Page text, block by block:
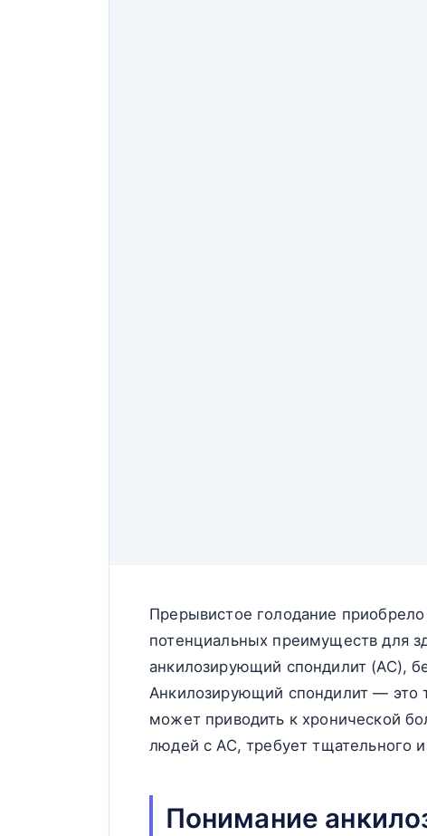
Прерывистое голодание
потенциальных преимуществ для
анкилозирующий спондилит (АС),
Анкилозирующий спондилит — это
может приводить к хронической
людей с АС, требует тщательного
Понимание